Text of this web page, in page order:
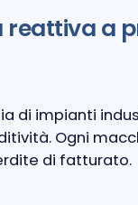
reattiva a
di impianti
Ogni
di fatturato.